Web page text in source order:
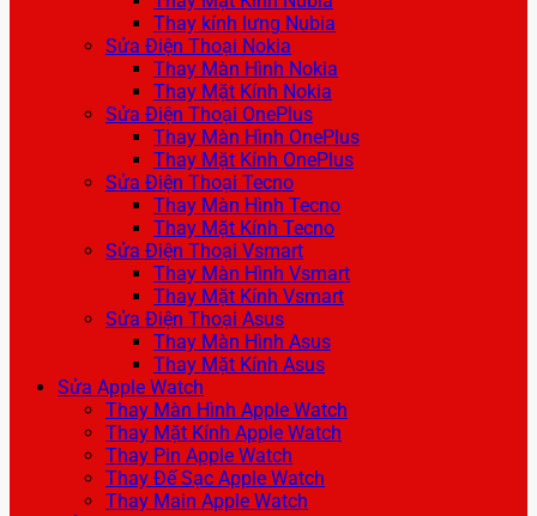
Thay kính lưng Nubia
Sửa Điện Thoại Nokia
Thay Màn Hình Nokia
Thay Mặt Kính Nokia
Sửa Điện Thoại OnePlus
Thay Màn Hình OnePlus
Thay Mặt Kính OnePlus
Sửa Điện Thoại Tecno
Thay Màn Hình Tecno
Thay Mặt Kính Tecno
Sửa Điện Thoại Vsmart
Thay Màn Hình Vsmart
Thay Mặt Kính Vsmart
Sửa Điện Thoại Asus
Thay Màn Hình Asus
Thay Mặt Kính Asus
Sửa Apple Watch
Thay Màn Hình Apple Watch
Thay Mặt Kính Apple Watch
Thay Pin Apple Watch
Thay Đế Sạc Apple Watch
Thay Main Apple Watch